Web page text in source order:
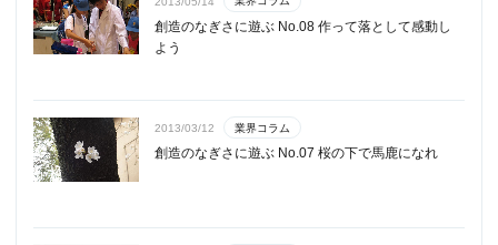
創造のなぎさに遊ぶ No.08 作って落として感動し
よう
2013/03/12 業界コラム
創造のなぎさに遊ぶ No.07 桜の下で馬鹿になれ